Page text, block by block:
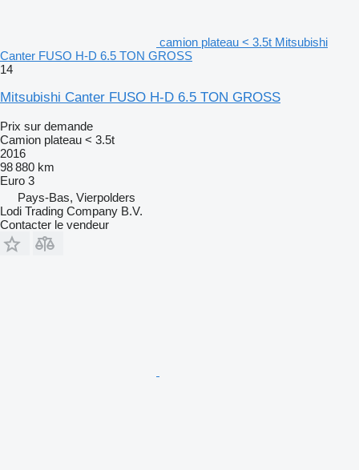
camion plateau < 3.5t Mitsubishi
Canter FUSO H-D 6.5 TON GROSS
14
Mitsubishi Canter FUSO H-D 6.5 TON GROSS
Prix sur demande
Camion plateau < 3.5t
2016
98 880 km
Euro 3
Pays-Bas, Vierpolders
Lodi Trading Company B.V.
Contacter le vendeur